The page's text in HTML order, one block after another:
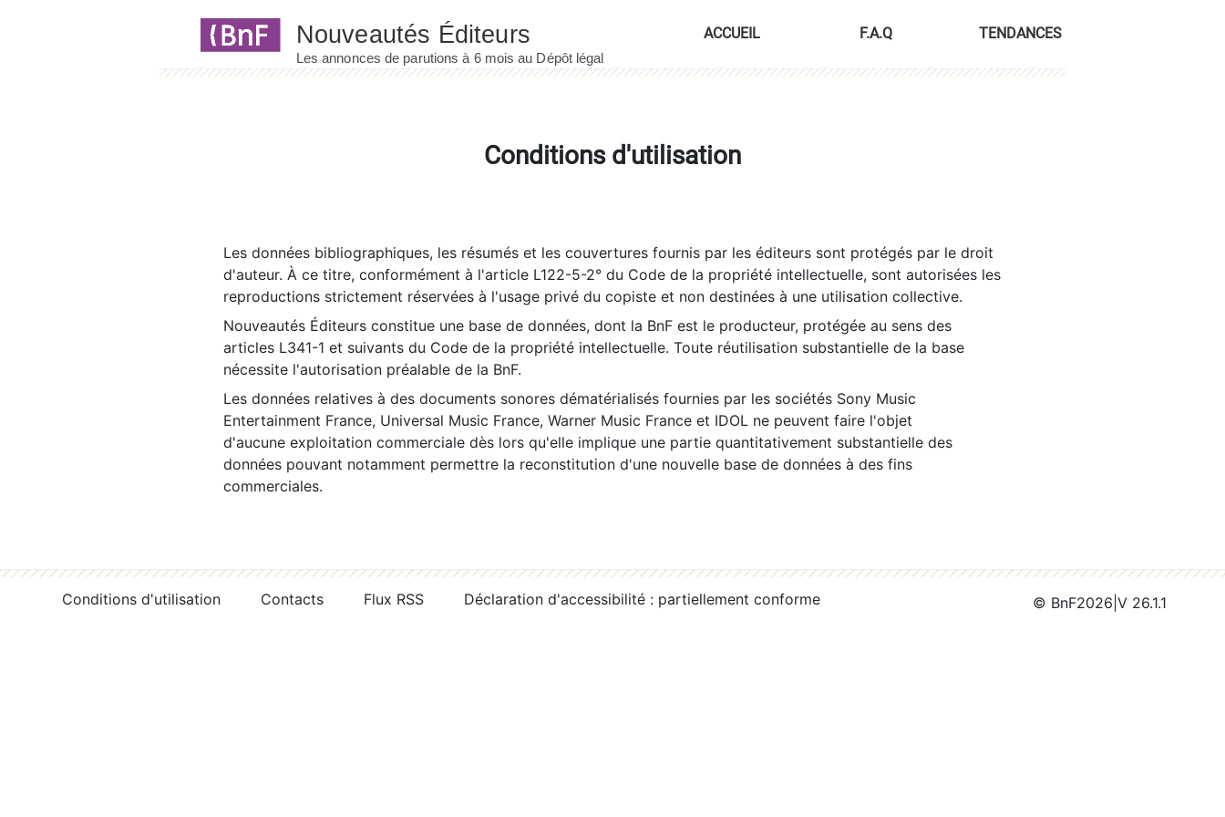
ACCUEIL F.A.Q TENDANCES
Conditions d'utilisation
Les données bibliographiques, les résumés et les couvertures fournis par les éditeurs sont protégés par le droit
d'auteur. À ce titre, conformément à l'article L122-5-2° du Code de la propriété intellectuelle, sont autorisées les
reproductions strictement réservées à l'usage privé du copiste et non destinées à une utilisation collective.
Nouveautés Éditeurs constitue une base de données, dont la BnF est le producteur, protégée au sens des
articles L341-1 et suivants du Code de la propriété intellectuelle. Toute réutilisation substantielle de la base
nécessite l'autorisation préalable de la BnF.
Les données relatives à des documents sonores dématérialisés fournies par les sociétés Sony Music
Entertainment France, Universal Music France, Warner Music France et IDOL ne peuvent faire l'objet
d'aucune exploitation commerciale dès lors qu'elle implique une partie quantitativement substantielle des
données pouvant notamment permettre la reconstitution d'une nouvelle base de données à des fins
commerciales.
Conditions d'utilisation Contacts Flux RSS Déclaration d'accessibilité : partiellement conforme © BnF2026 V 26.1.1